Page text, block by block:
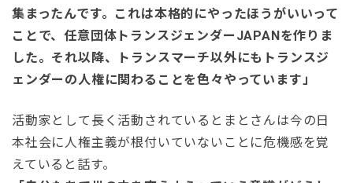
集まったんです。これは本格的にやったほうがいいって
ことで、任意団体トランスジェンダーJAPANを作りま
した。それ以降、トランスマーチ以外にもトランスジ
ェンダーの人権に関わることを色々やっています」
活動家として長く活動されているとまとさんは今の日
本社会に人権主義が根付いていないことに危機感を覚
えていると話す。